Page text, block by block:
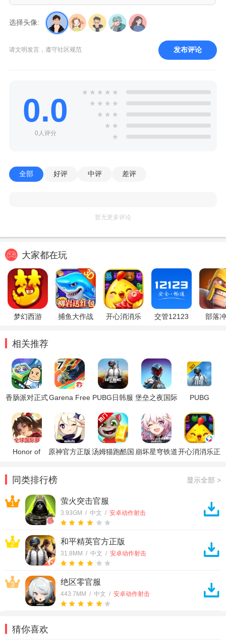
选择头像:
请文明发言，遵守社区规范 发布评论
0.0
0人评分
★ ★ ★ ★ ★
★ ★ ★ ★
★ ★ ★
★ ★
★
全部 好评 中评 差评
暂无更多评论
大家都在玩
梦幻西游 捕鱼大作战 开心消消乐 交管12123 部落
相关推荐
香肠派对正式
新版本
Garena Free
MAX2024
PUBG日韩服
Mobile KR )
堡垒之夜国际
2024(Fortnite)
PUBG
LITE轻量版
2024
Honor of
原神官方正版汤姆猫跑酷国 崩坏星穹铁道开心消消乐正
同类排行榜 显示全部 >
1 萤火突击官服
3.93GM / 中文 / 安卓动作射击
2 和平精英官方正版
31.8MM / 中文 / 安卓动作射击
3 绝区零官服
443.7MM / 中文 / 安卓动作射击
猜你喜欢